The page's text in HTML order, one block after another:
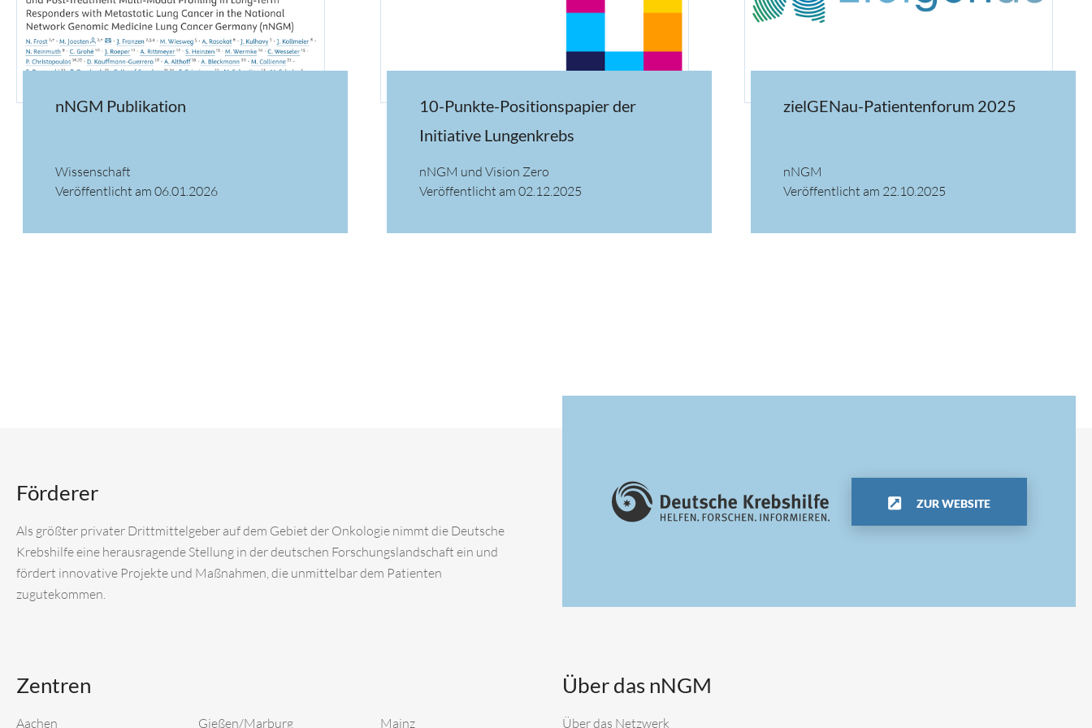
nNGM Publikation
Wissenschaft
Veröffentlicht am 06.01.2026
10-Punkte-Positionspapier der
Initiative Lungenkrebs
nNGM und Vision Zero
Veröffentlicht am 02.12.2025
zielGENau-Patientenforum 2025
nNGM
Veröffentlicht am 22.10.2025
Förderer
Als größter privater Drittmittelgeber auf dem Gebiet der Onkologie nimmt die Deutsche
Krebshilfe eine herausragende Stellung in der deutschen Forschungslandschaft ein und
fördert innovative Projekte und Maßnahmen, die unmittelbar dem Patienten
zugutekommen.
ZUR WEBSITE
Zentren
Aachen Gießen/Marburg Mainz
Über das nNGM
Über das Netzwerk